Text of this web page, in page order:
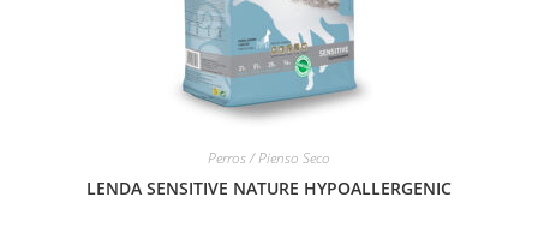
Perros / Pienso Seco
LENDA SENSITIVE NATURE HYPOALLERGENIC